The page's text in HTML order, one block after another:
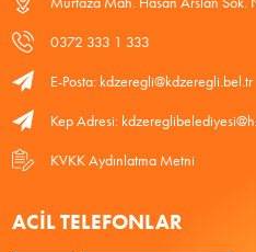
0372 333 1 333
E-Posta: kdzeregli@kdzeregli.bel.tr
Kep Adresi:
KVKK Aydınlatma Metni
ACIL TELEFONLAR